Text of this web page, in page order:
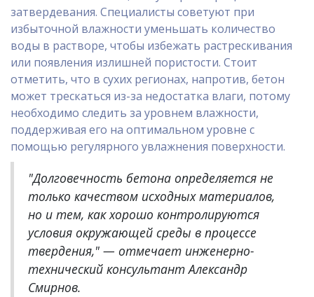
затвердевания. Специалисты советуют при
избыточной влажности уменьшать количество
воды в растворе, чтобы избежать растрескивания
или появления излишней пористости. Стоит
отметить, что в сухих регионах, напротив, бетон
может трескаться из-за недостатка влаги, потому
необходимо следить за уровнем влажности,
поддерживая его на оптимальном уровне с
помощью регулярного увлажнения поверхности.
"Долговечность бетона определяется не
только качеством исходных материалов,
но и тем, как хорошо контролируются
условия окружающей среды в процессе
твердения," — отмечает инженерно-
технический консультант Александр
Смирнов.